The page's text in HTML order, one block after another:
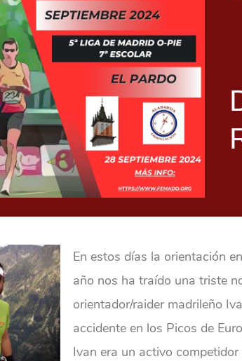
En estos días la orientación
año nos ha traído una triste
orientador/raider madrileño
accidente en los Picos de
Ivan era un activo